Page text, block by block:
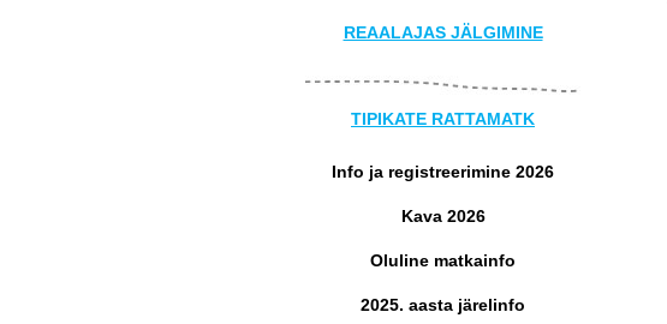
REAALAJAS JÄLGIMINE
TIPIKATE RATTAMATK
Info ja registreerimine 2026
Kava 2026
Oluline matkainfo
2025. aasta järelinfo